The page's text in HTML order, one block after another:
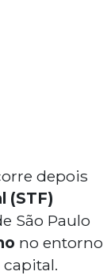
depois
(STF)
São Paulo
no entorno